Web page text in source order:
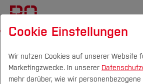
Zentrale Studienberatung
Inklusive Hochschule
Cookie Einstellungen
Wir nutzen Cookies auf unserer Website
Marketingzwecke. In unserer
mehr darüber, wie wir